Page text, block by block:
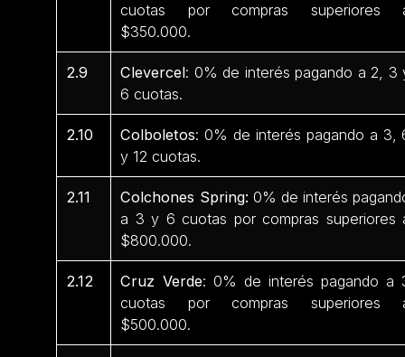
cuotas por compras superiores
$350.000.
2.9 Clevercel: 0% de interés pagando a 2, 3
6 cuotas.
2.10 Colboletos: 0% de interés pagando a 3,
y 12 cuotas.
2.11 Colchones Spring: 0% de interés
a 3 y 6 cuotas por compras superiores
$800.000.
2.12 Cruz Verde: 0% de interés pagando a
cuotas por compras superiores
$500.000.